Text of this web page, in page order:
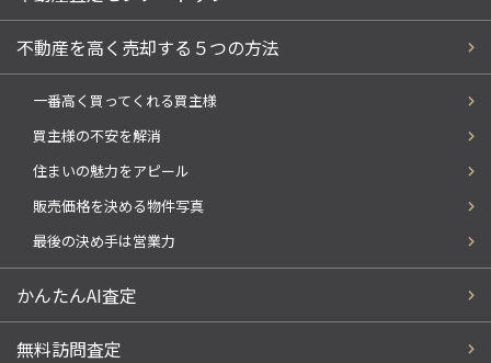
不動産を高く売却する５つの方法
一番高く買ってくれる買主様
買主様の不安を解消
住まいの魅力をアピール
販売価格を決める物件写真
最後の決め手は営業力
かんたんAI査定
無料訪問査定